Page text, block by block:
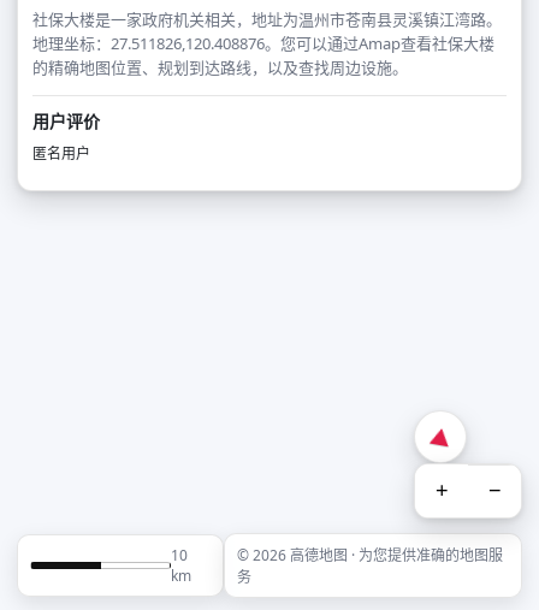
社保大楼是一家政府机关相关，地址为温州市苍南县灵溪镇江湾路。
地理坐标：27.511826,120.408876。您可以通过Amap查看社保大楼
的精确地图位置、规划到达路线，以及查找周边设施。
用户评价
匿名用户
+ −
10
km
© 2026 高德地图 · 为您提供准确的地图服
务